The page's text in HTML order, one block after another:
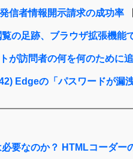
信者情報開示請求の成功率
の足跡、ブラウザ拡張機能
が訪問者の何を何のために
Edgeの「パスワードが漏
要なのか？ HTMLコーダー